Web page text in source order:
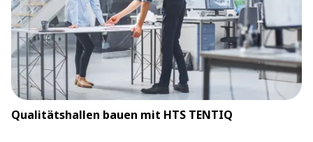
Qualitätshallen bauen mit HTS TENTIQ